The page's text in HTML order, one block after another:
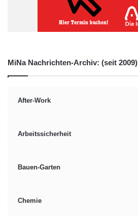
MiNa Nachrichten-Archiv: (seit 2009)
After-Work
Arbeitssicherheit
Bauen-Garten
Chemie